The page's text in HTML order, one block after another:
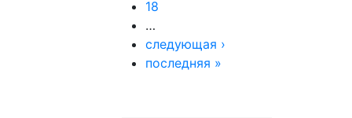
18
…
следующая ›
последняя »